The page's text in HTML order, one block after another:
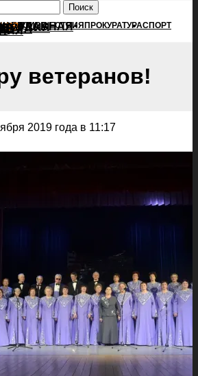
ПРОИСШЕСТВИЯ ПРОКУРАТУРАСПОРТ
ГЛАВНАЯ
ветеранов!
2019 года в 11:17